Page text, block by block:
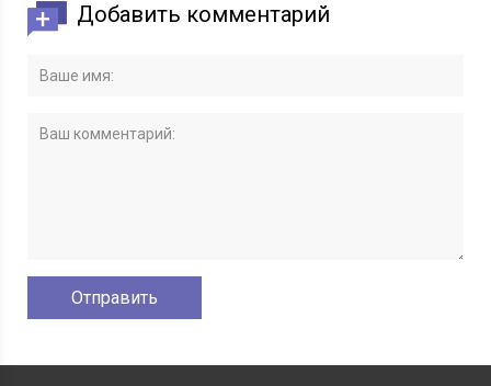
Добавить комментарий